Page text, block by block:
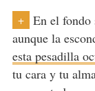
+
En el fondo
aunque la
esta pesadilla
tu cara y tu